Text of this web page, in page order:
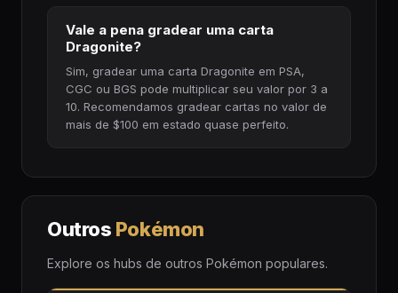
Vale a pena gradear uma carta
Dragonite?
Sim, gradear uma carta Dragonite em PSA,
CGC ou BGS pode multiplicar seu valor por 3 a
10. Recomendamos gradear cartas no valor de
mais de $100 em estado quase perfeito.
Outros Pokémon
Explore os hubs de outros Pokémon populares.